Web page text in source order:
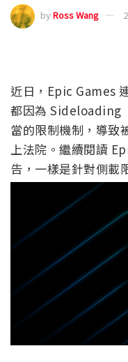
byRoss Wang
近日，Epic Games
都因為 Sideloading
當的限制機制，導致
上法院。繼續閱讀
告，一樣是針對側載